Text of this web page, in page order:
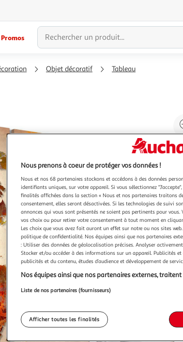
Promos
Objet décoratif Tableau
Nous prenons à coeur de protéger vos données !
Nous et nos 68 partenaires stockons et accédons à des données
identifiants uniques, sur votre appareil. Si vous sélectionnez
finalités affichées dans la section « Nous et nos partenaires traitons
consentement, elles seront désactivées. Si les technologies de suivi
annonces qui vous sont présentés ne soient pas pertinents pour
vos choix ou pour retirer votre consentement à tout moment en
Les choix que vous avez fait auront un effet sur notre ou nos sites
politique de confidentialité. Nos équipes ainsi que nos partenaires
: Utiliser des données de géolocalisation précises. Analyser
Stocker et/ou accéder à des informations sur un appareil. Publicités
publicités et du contenu, études d’audience et développement de
Nos équipes ainsi que nos partenaires externes,
Liste de nos partenaires (fournisseurs)
Afficher toutes les finalités